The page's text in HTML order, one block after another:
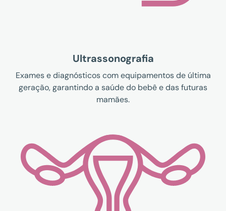
Ultrassonografia
Exames e diagnósticos com equipamentos de última
geração, garantindo a saúde do bebê e das futuras
mamães.